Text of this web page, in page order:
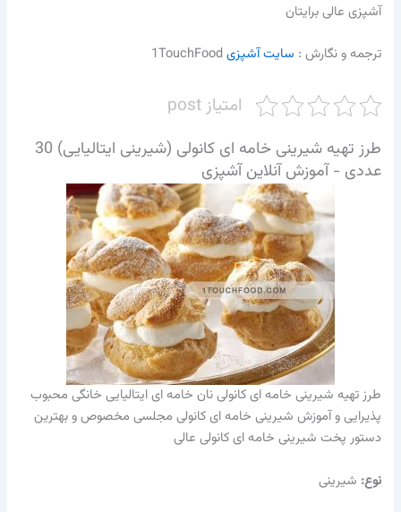
آشپزی عالی برایتان
ترجمه و نگارش :‌ سایت آشپزی1TouchFood
امتیاز post
طرز تهیه شیرینی خامه ای کانولی (شیرینی ایتالیایی) 30
عددی - آموزش آنلاین آشپزی
طرز تهیه شیرینی خامه ای کانولی نان خامه ای ایتالیایی خانگی محبوب
پذیرایی و آموزش شیرینی خامه ای کانولی مجلسی مخصوص و بهترین
دستور پخت شیرینی خامه ای کانولی عالی
نوع: شیرینی